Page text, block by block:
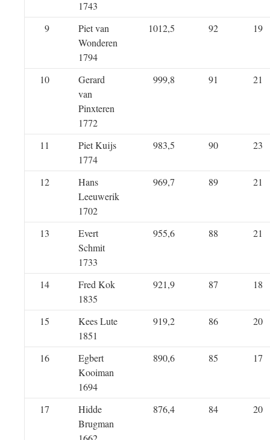
1743
9
Piet van
Wonderen
1794
1012,5 92 19
10
Gerard
van
Pinxteren
1772
999,8 91 21
11
Piet Kuijs
1774
983,5 90 23
12
Hans
Leeuwerik
1702
969,7 89 21
13
Evert
Schmit
1733
955,6 88 21
14
Fred Kok
1835
921,9 87 18
15
Kees Lute
1851
919,2 86 20
16
Egbert
Kooiman
1694
890,6 85 17
17
Hidde
Brugman
876,4 84 20